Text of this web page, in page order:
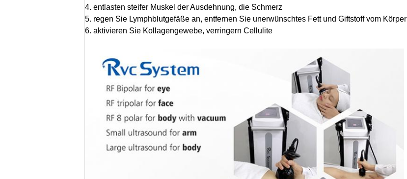
4. entlasten steifer Muskel der Ausdehnung, die Schmerz
5. regen Sie Lymphblutgefäße an, entfernen Sie unerwünschtes Fett und Giftstoff vom Körper
6. aktivieren Sie Kollagengewebe, verringern Cellulite